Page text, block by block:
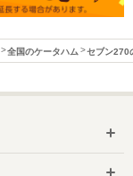
全国のケータハム セブン270